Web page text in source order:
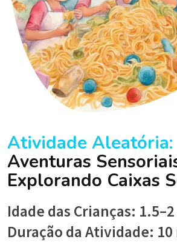
Atividade Aleatória:
Aventuras
Explorando Caixas
Idade das Crianças:
Duração da Atividade: